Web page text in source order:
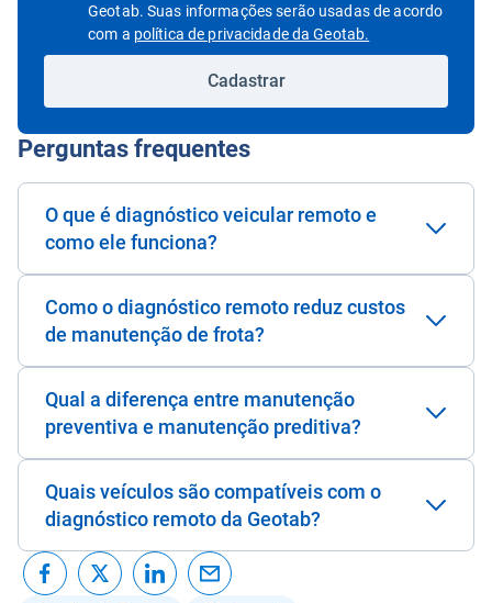
Geotab. Suas informações serão usadas de acordo
com a política de privacidade da Geotab.
Cadastrar
Perguntas frequentes
O que é diagnóstico veicular remoto e
como ele funciona?
Como o diagnóstico remoto reduz custos
de manutenção de frota?
Qual a diferença entre manutenção
preventiva e manutenção preditiva?
Quais veículos são compatíveis com o
diagnóstico remoto da Geotab?